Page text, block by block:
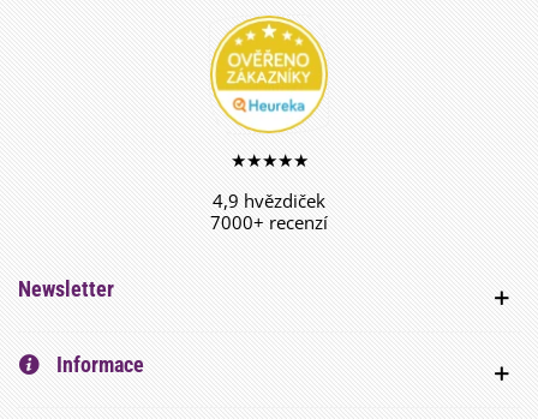
★★★★★
4,9 hvězdiček
7000+ recenzí
Newsletter
Informace